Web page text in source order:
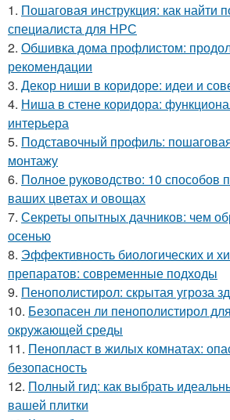
1. Пошаговая инструкция: как найти
специалиста для НРС
2. Обшивка дома профлистом:
рекомендации
3. Декор ниши в коридоре: идеи и
4. Ниша в стене коридора:
интерьера
5. Подставочный профиль:
монтажу
6. Полное руководство: 10 способов
ваших цветах и овощах
7. Секреты опытных дачников: чем
осенью
8. Эффективность биологических и
препаратов: современные подходы
9. Пенополистирол: скрытая угроза
10. Безопасен ли пенополистирол
окружающей среды
11. Пенопласт в жилых комнатах:
безопасность
12. Полный гид: как выбрать
вашей плитки